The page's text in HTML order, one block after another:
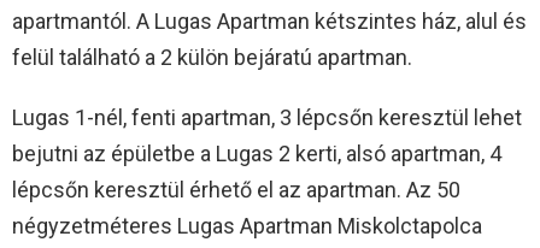
apartmantól. A Lugas Apartman kétszintes ház, alul és
felül található a 2 külön bejáratú apartman.
Lugas 1-nél, fenti apartman, 3 lépcsőn keresztül lehet
bejutni az épületbe a Lugas 2 kerti, alsó apartman, 4
lépcsőn keresztül érhető el az apartman. Az 50
négyzetméteres Lugas Apartman Miskolctapolca